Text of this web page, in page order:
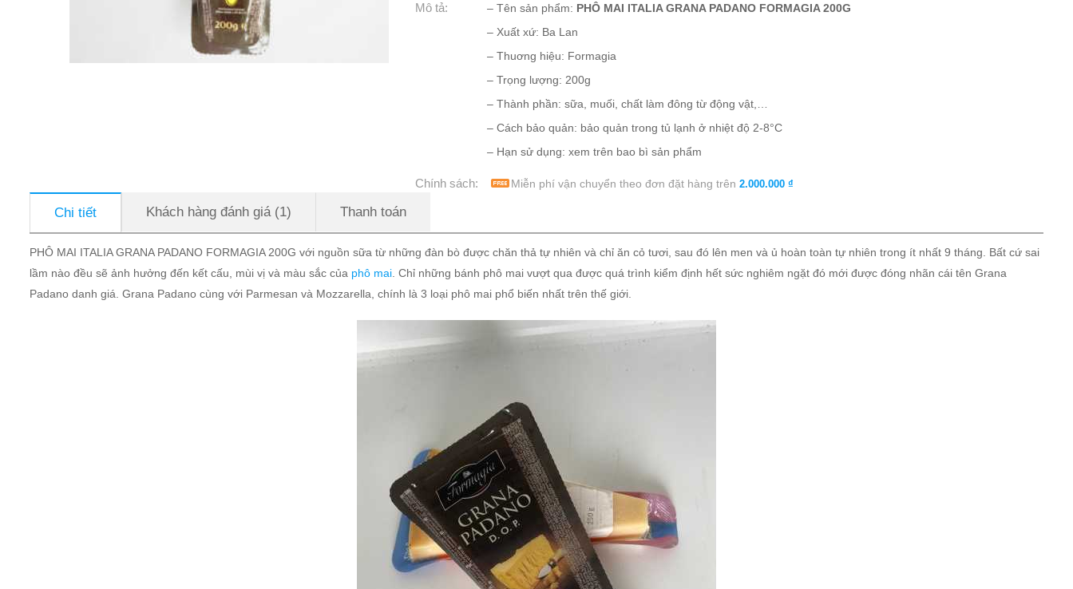
Mô tả: – Tên sản phẩm: PHÔ MAI ITALIA GRANA PADANO FORMAGIA 200G
– Xuất xứ: Ba Lan
– Thuơng hiệu: Formagia
– Trọng lượng: 200g
– Thành phần: sữa, muối, chất làm đông từ động vật,…
– Cách bảo quản: bảo quản trong tủ lạnh ở nhiệt độ 2-8°C
– Hạn sử dụng: xem trên bao bì sản phẩm
Chính sách: Miễn phí vận chuyển theo đơn đặt hàng trên 2.000.000 ₫
Chi tiết Khách hàng đánh giá (1) Thanh toán
PHÔ MAI ITALIA GRANA PADANO FORMAGIA 200G với nguồn sữa từ những đàn bò được chăn thả tự nhiên và chỉ ăn cỏ tươi, sau đó lên men và ủ hoàn toàn tự nhiên trong ít nhất 9 tháng. Bất cứ sai
lầm nào đều sẽ ảnh hưởng đến kết cấu, mùi vị và màu sắc của phô mai . Chỉ những bánh phô mai vượt qua được quá trình kiểm định hết sức nghiêm ngặt đó mới được đóng nhãn cái tên Grana
Padano danh giá. Grana Padano cùng với Parmesan và Mozzarella, chính là 3 loại phô mai phổ biến nhất trên thế giới.